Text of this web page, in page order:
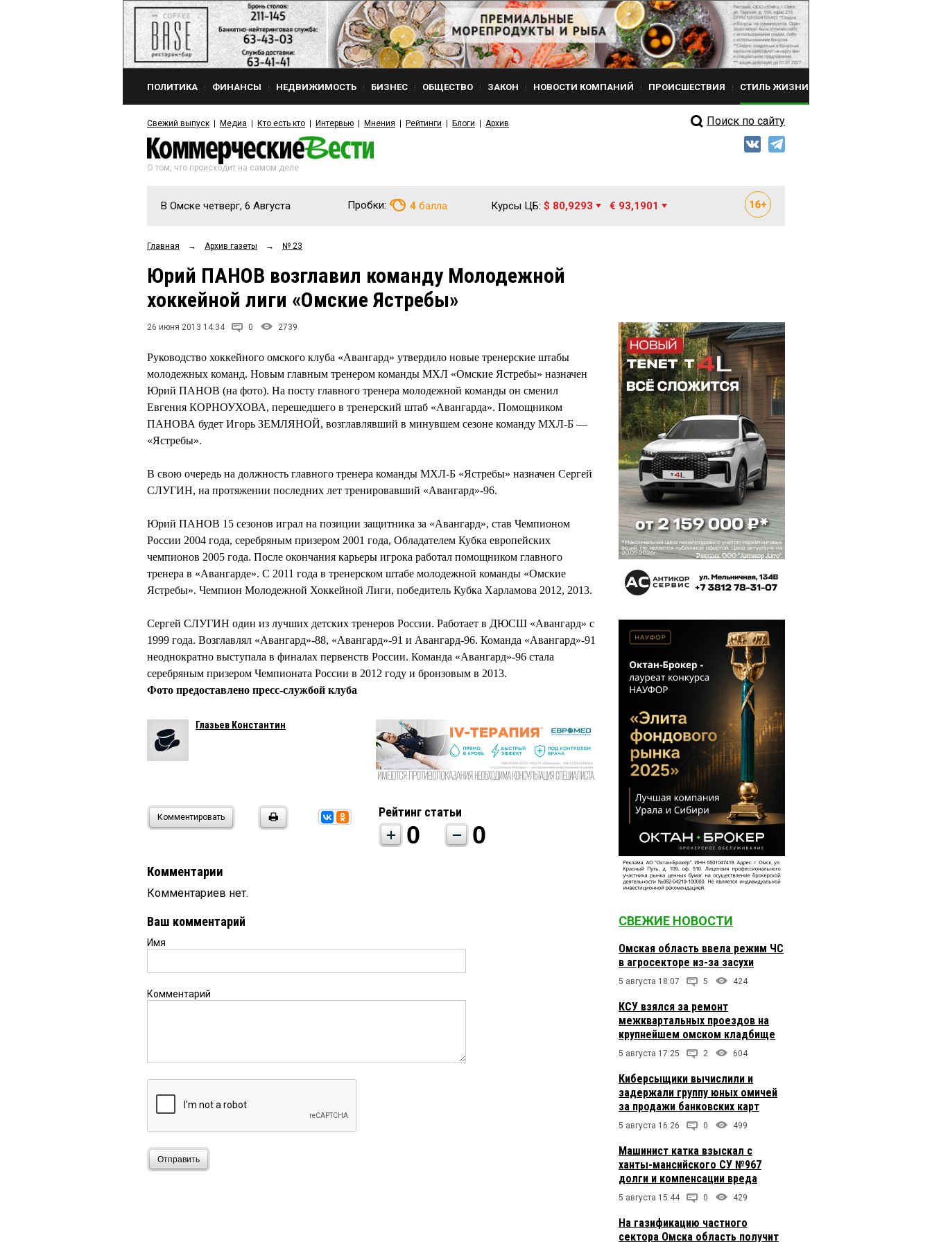
ПОЛИТИКА ФИНАНСЫ НЕДВИЖИМОСТЬ БИЗНЕС ОБЩЕСТВО ЗАКОН НОВОСТИ КОМПАНИЙ ПРОИСШЕСТВИЯ СТИЛЬ ЖИЗНИ
Свежий выпуск Медиа Кто есть кто Интервью Мнения Рейтинги Блоги Архив Поиск по сайту
О том, что происходит на самом деле
В Омске четверг, 6 Августа Пробки: 4 балла Курсы ЦБ: $ 80,9293 € 93,1901
Главная → Архив газеты → № 23
Юрий ПАНОВ возглавил команду Молодежной
хоккейной лиги «Омские Ястребы»
26 июня 2013 14:34 0 2739
Руководство хоккейного омского клуба «Авангард» утвердило новые тренерские штабы
молодежных команд. Новым главным тренером команды МХЛ «Омские Ястребы» назначен
Юрий ПАНОВ (на фото). На посту главного тренера молодежной команды он сменил
Евгения КОРНОУХОВА, перешедшего в тренерский штаб «Авангарда». Помощником
ПАНОВА будет Игорь ЗЕМЛЯНОЙ, возглавлявший в минувшем сезоне команду МХЛ-Б —
«Ястребы».
В свою очередь на должность главного тренера команды МХЛ-Б «Ястребы» назначен Сергей
СЛУГИН, на протяжении последних лет тренировавший «Авангард»-96.
Юрий ПАНОВ 15 сезонов играл на позиции защитника за «Авангард», став Чемпионом
России 2004 года, серебряным призером 2001 года, Обладателем Кубка европейских
чемпионов 2005 года. После окончания карьеры игрока работал помощником главного
тренера в «Авангарде». С 2011 года в тренерском штабе молодежной команды «Омские
Ястребы». Чемпион Молодежной Хоккейной Лиги, победитель Кубка Харламова 2012, 2013.
Сергей СЛУГИН один из лучших детских тренеров России. Работает в ДЮСШ «Авангард» с
1999 года. Возглавлял «Авангард»-88, «Авангард»-91 и Авангард-96. Команда «Авангард»-91
неоднократно выступала в финалах первенств России. Команда «Авангард»-96 стала
серебряным призером Чемпионата России в 2012 году и бронзовым в 2013.
Фото предоставлено пресс-службой клуба
Глазьев Константин
Комментировать Рейтинг статьи
0 0
Комментарии
Комментариев нет.
Ваш комментарий
Имя
Комментарий
Отправить
СВЕЖИЕ НОВОСТИ
Омская область ввела режим ЧС
в агросекторе из-за засухи
5 августа 18:07 5 424
КСУ взялся за ремонт
межквартальных проездов на
крупнейшем омском кладбище
5 августа 17:25 2 604
Киберсыщики вычислили и
задержали группу юных омичей
за продажи банковских карт
5 августа 16:26 0 499
Машинист катка взыскал с
ханты-мансийского СУ №967
долги и компенсации вреда
5 августа 15:44 0 429
На газификацию частного
сектора Омска область получит